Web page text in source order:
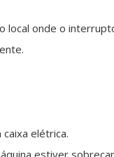
local onde o
elétrica.
estiver